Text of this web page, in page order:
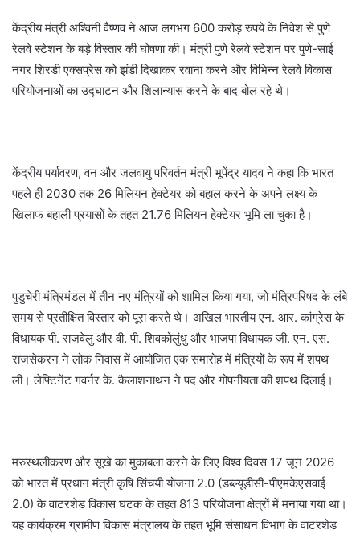
केंद्रीय मंत्री अश्विनी वैष्णव ने आज लगभग 600 करोड़ रुपये के निवेश से पुणे
रेलवे स्टेशन के बड़े विस्तार की घोषणा की। मंत्री पुणे रेलवे स्टेशन पर पुणे-साई
नगर शिरडी एक्सप्रेस को झंडी दिखाकर रवाना करने और विभिन्न रेलवे विकास
परियोजनाओं का उद्घाटन और शिलान्यास करने के बाद बोल रहे थे।
केंद्रीय पर्यावरण, वन और जलवायु परिवर्तन मंत्री भूपेंद्र यादव ने कहा कि भारत
पहले ही 2030 तक 26 मिलियन हेक्टेयर को बहाल करने के अपने लक्ष्य के
खिलाफ बहाली प्रयासों के तहत 21.76 मिलियन हेक्टेयर भूमि ला चुका है।
पुडुचेरी मंत्रिमंडल में तीन नए मंत्रियों को शामिल किया गया, जो मंत्रिपरिषद के लंबे
समय से प्रतीक्षित विस्तार को पूरा करते थे। अखिल भारतीय एन. आर. कांग्रेस के
विधायक पी. राजवेलु और वी. पी. शिवकोलुंधु और भाजपा विधायक जी. एन. एस.
राजसेकरन ने लोक निवास में आयोजित एक समारोह में मंत्रियों के रूप में शपथ
ली। लेफ्टिनेंट गवर्नर के. कैलाशनाथन ने पद और गोपनीयता की शपथ दिलाई।
मरुस्थलीकरण और सूखे का मुकाबला करने के लिए विश्व दिवस 17 जून 2026
को भारत में प्रधान मंत्री कृषि सिंचयी योजना 2.0 (डब्ल्यूडीसी-पीएमकेएसवाई
2.0) के वाटरशेड विकास घटक के तहत 813 परियोजना क्षेत्रों में मनाया गया था।
यह कार्यक्रम ग्रामीण विकास मंत्रालय के तहत भूमि संसाधन विभाग के वाटरशेड